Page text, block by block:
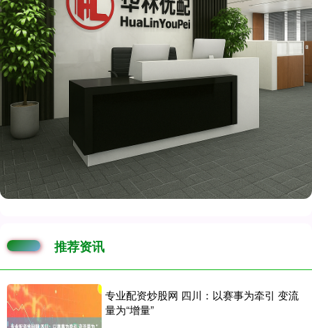
推荐资讯
专业配资炒股网 四川：以赛事为牵引 变流
量为“增量”